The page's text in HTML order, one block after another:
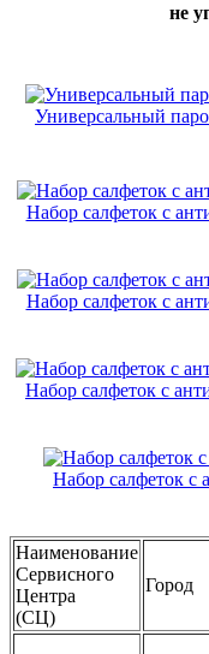
не
Универсальный
Набор салфеток с
Набор салфеток с
Набор салфеток с
Набор салфеток с
Наименование
Сервисного
Центра
(СЦ)
Город